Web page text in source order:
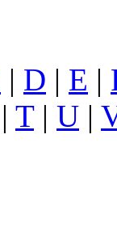
| D | E |
| T| U |